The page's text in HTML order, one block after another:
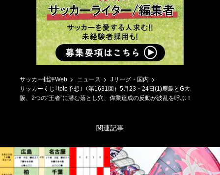
サッカー批評Web ニュース
Jリーグ・国内
サッカーくじ｢toto予想｣（第1631回）5月23・24日(1)鹿島とG大
阪、2つの“王者”に潜む落とし穴、偉業達成の反動が波乱を呼ぶ！
関連記事